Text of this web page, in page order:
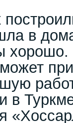
в
хорошо.
в